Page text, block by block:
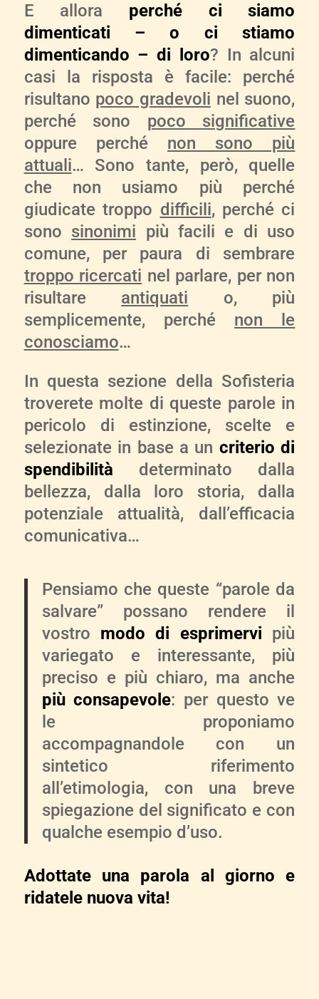
E allora perché ci siamo
dimenticati – o ci stiamo
dimenticando – di loro? In alcuni
casi la risposta è facile: perché
risultano poco gradevoli nel suono,
perché sono poco significative
oppure perché non sono più
attuali… Sono tante, però, quelle
che non usiamo più perché
giudicate troppo difficili, perché ci
sono sinonimi più facili e di uso
comune, per paura di sembrare
troppo ricercati nel parlare, per non
risultare antiquati o, più
semplicemente, perché non le
conosciamo…
In questa sezione della Sofisteria
troverete molte di queste parole in
pericolo di estinzione, scelte e
selezionate in base a un criterio di
spendibilità determinato dalla
bellezza, dalla loro storia, dalla
potenziale attualità, dall’efficacia
comunicativa…
Pensiamo che queste “parole da
salvare” possano rendere il
vostro modo di esprimervi più
variegato e interessante, più
preciso e più chiaro, ma anche
più consapevole: per questo ve
le proponiamo
accompagnandole con un
sintetico riferimento
all’etimologia, con una breve
spiegazione del significato e con
qualche esempio d’uso.
Adottate una parola al giorno e
ridatele nuova vita!